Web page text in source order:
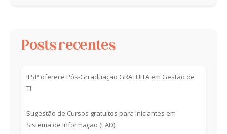
Posts recentes
IFSP oferece Pós-Grraduação GRATUITA em Gestão de
TI
Sugestão de Cursos gratuitos para Iniciantes em
Sistema de Informação (EAD)